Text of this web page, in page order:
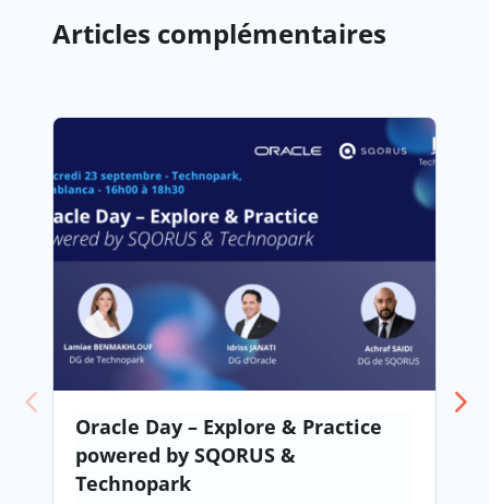
Articles complémentaires
Oracle Day – Explore & Practice
powered by SQORUS &
Technopark